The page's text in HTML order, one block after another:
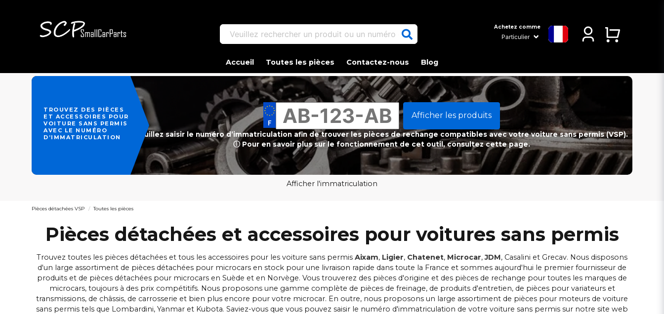
Veuillez rechercher un produit ou un numéro d'article. Achetez comme
Accueil Toutes les pièces Contactez-nous Blog
TROUVEZ DES PIÈCES
ET ACCESSOIRES POUR
VOITURE SANS PERMIS
AVEC LE NUMÉRO
D’IMMATRICULATION
Afficher les produits
Veuillez saisir le numéro d’immatriculation afin de trouver les pièces de rechange compatibles avec votre voiture sans permis (VSP).
ⓘ Pour en savoir plus sur le fonctionnement de cet outil, consultez cette page.
Afficher l'immatriculation
Pièces détachées VSP Toutes les pièces
Pièces détachées et accessoires pour voitures sans permis
Trouvez toutes les pièces détachées et tous les accessoires pour les voiture sans permis Aixam, Ligier, Chatenet, Microcar,JDM, Casalini et Grecav. Nous disposons
d'un large assortiment de pièces détachées pour microcars en stock pour une livraison rapide dans toute la France et sommes aujourd'hui le premier fournisseur de
produits et de pièces détachées pour microcars en Suède et en Norvège. Vous trouverez des pièces d'origine et des pièces de rechange pour toutes les marques de
microcars, toujours à des prix compétitifs. Nous proposons une gamme complète de pièces de freinage, de produits d'entretien, de pièces pour variateurs et
transmissions, de châssis, de carrosserie et bien plus encore pour votre microcar. En outre, nous proposons un large assortiment de pièces pour moteurs de voiture
sans permis tels que Lombardini, Yanmar et Kubota. Saviez-vous que vous pouvez saisir le numéro d'immatriculation de votre voiture sans permis sur notre site web